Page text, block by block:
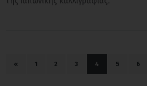
« 1 2 3 4 5 6